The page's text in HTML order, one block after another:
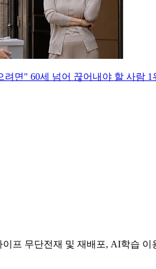
려면" 60세 넘어 끊어내야 할 사람 1
프 무단전재 및 재배포, AI학습 이